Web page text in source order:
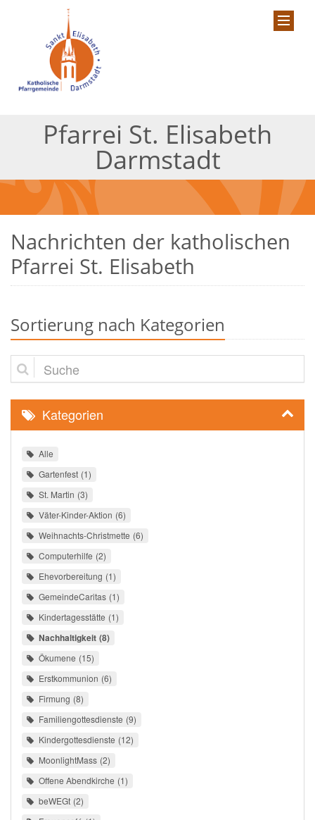
Pfarrei St. Elisabeth
Darmstadt
Nachrichten der katholischen
Pfarrei St. Elisabeth
Sortierung nach Kategorien
Suche
Kategorien
Alle
Gartenfest 1
St. Martin 3
Väter-Kinder-Aktion 6
Weihnachts-Christmette 6
Computerhilfe 2
Ehevorbereitung 1
GemeindeCaritas 1
Kindertagesstätte 1
Nachhaltigkeit 8
Ökumene 15
Erstkommunion 6
Firmung 8
Familiengottesdienste 9
Kindergottesdienste 12
MoonlightMass 2
Offene Abendkirche 1
beWEGt 2